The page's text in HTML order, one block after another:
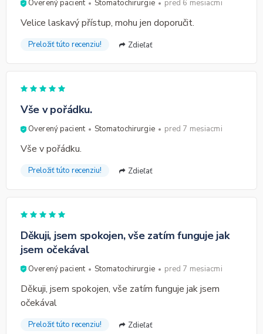
Overený pacient Stomatochirurgie pred 6 mesiacmi
Velice laskavý přístup, mohu jen doporučit.
Preložiť túto recenziu! Zdieľať
Vše v pořádku.
Overený pacient Stomatochirurgie pred 7 mesiacmi
Vše v pořádku.
Preložiť túto recenziu! Zdieľať
Děkuji, jsem spokojen, vše zatím funguje jak
jsem očekával
Overený pacient Stomatochirurgie pred 7 mesiacmi
Děkuji, jsem spokojen, vše zatím funguje jak jsem
očekával
Preložiť túto recenziu! Zdieľať